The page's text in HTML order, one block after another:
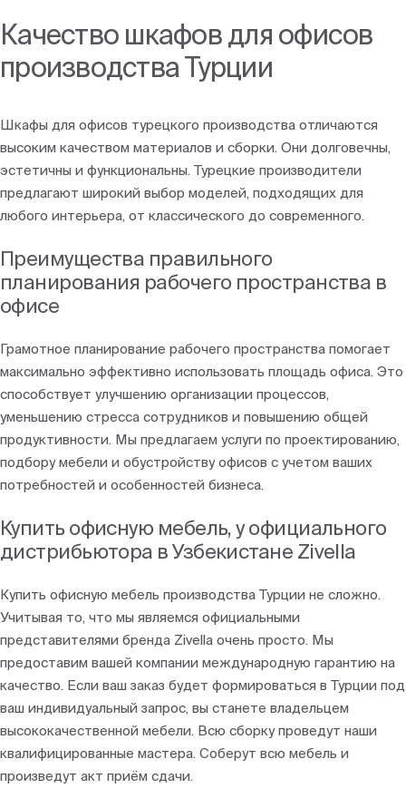
Качество шкафов для офисов
производства Турции
Шкафы для офисов турецкого производства отличаются
высоким качеством материалов и сборки. Они долговечны,
эстетичны и функциональны. Турецкие производители
предлагают широкий выбор моделей, подходящих для
любого интерьера, от классического до современного.
Преимущества правильного
планирования рабочего пространства в
офисе
Грамотное планирование рабочего пространства помогает
максимально эффективно использовать площадь офиса. Это
способствует улучшению организации процессов,
уменьшению стресса сотрудников и повышению общей
продуктивности. Мы предлагаем услуги по проектированию,
подбору мебели и обустройству офисов с учетом ваших
потребностей и особенностей бизнеса.
Купить офисную мебель, у официального
дистрибьютора в Узбекистане Zivella
Купить офисную мебель производства Турции не сложно.
Учитывая то, что мы являемся официальными
представителями бренда Zivella очень просто. Мы
предоставим вашей компании международную гарантию на
качество. Если ваш заказ будет формироваться в Турции под
ваш индивидуальный запрос, вы станете владельцем
высококачественной мебели. Всю сборку проведут наши
квалифицированные мастера. Соберут всю мебель и
произведут акт приём сдачи.